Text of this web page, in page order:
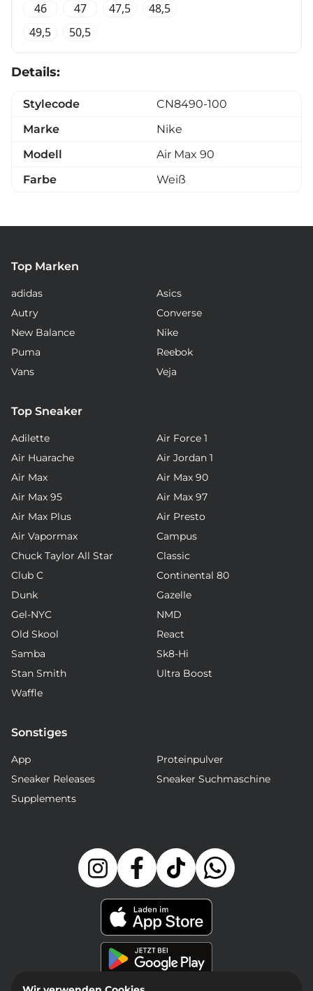
46
47 47,5
48,5
49,5
50,5
Details:
Stylecode
CN8490-100
Marke
Nike
Modell
Air Max 90
Farbe
Weiß
Top Marken
adidas
Asics
Autry
Converse
New Balance
Nike
Puma
Reebok
Vans
Veja
Top Sneaker
Adilette
Air Force 1
Air Huarache
Air Jordan 1
Air Max
Air Max 90
Air Max 95
Air Max 97
Air Max Plus
Air Presto
Air Vapormax
Campus
Chuck Taylor All Star
Classic
Club C
Continental 80
Dunk
Gazelle
Gel-NYC
NMD
Old Skool
React
Samba
Sk8-Hi
Stan Smith
Ultra Boost
Waffle
Sonstiges
App
Proteinpulver
Sneaker Releases
Sneaker Suchmaschine
Supplements